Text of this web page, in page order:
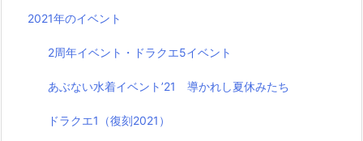
2021年のイベント
2周年イベント・ドラクエ5イベント
あぶない水着イベント’21 導かれし夏休みたち
ドラクエ1（復刻2021）